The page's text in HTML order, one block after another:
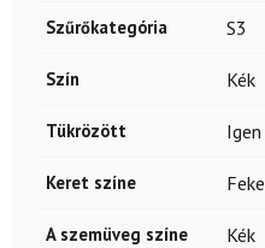
Szűrőkategória S3
Szín Kék
Tükrözött Igen
Keret színe
A szemüveg színe Kék